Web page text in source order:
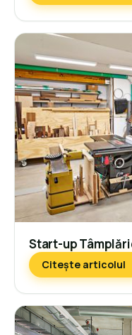
Citește articolul